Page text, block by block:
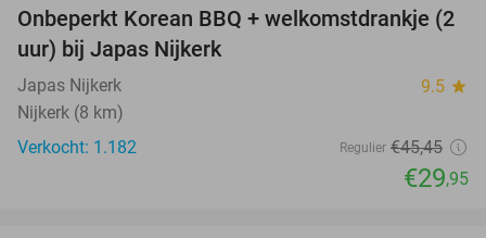
34%
Onbeperkt Korean BBQ + welkomstdrankje (2
uur) bij Japas Nijkerk
Japas Nijkerk 9.5 star
Nijkerk (8 km)
Verkocht: 1.182
Regulier €45,45
€29,95